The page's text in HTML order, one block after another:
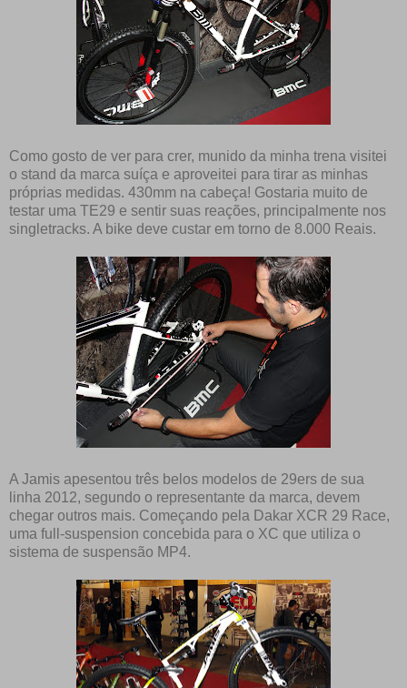
Como gosto de ver para crer, munido da minha trena visitei
o stand da marca suíça e aproveitei para tirar as minhas
próprias medidas. 430mm na cabeça! Gostaria muito de
testar uma TE29 e sentir suas reações, principalmente nos
singletracks. A bike deve custar em torno de 8.000 Reais.
A Jamis apesentou três belos modelos de 29ers de sua
linha 2012, segundo o representante da marca, devem
chegar outros mais. Começando pela Dakar XCR 29 Race,
uma full-suspension concebida para o XC que utiliza o
sistema de suspensão MP4.